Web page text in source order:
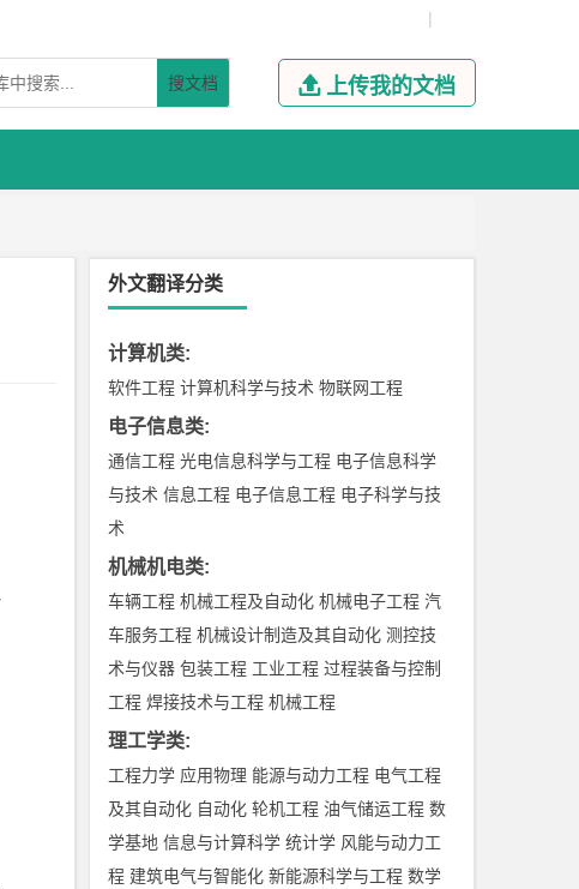
|
搜文档  上传我的文档
外文翻译分类
计算机类:
软件工程 计算机科学与技术 物联网工程
电子信息类:
通信工程 光电信息科学与工程 电子信息科学
与技术 信息工程 电子信息工程 电子科学与技
术
机械机电类:
车辆工程 机械工程及自动化 机械电子工程 汽
车服务工程 机械设计制造及其自动化 测控技
术与仪器 包装工程 工业工程 过程装备与控制
工程 焊接技术与工程 机械工程
理工学类:
工程力学 应用物理 能源与动力工程 电气工程
及其自动化 自动化 轮机工程 油气储运工程 数
学基地 信息与计算科学 统计学 风能与动力工
程 建筑电气与智能化 新能源科学与工程 数学